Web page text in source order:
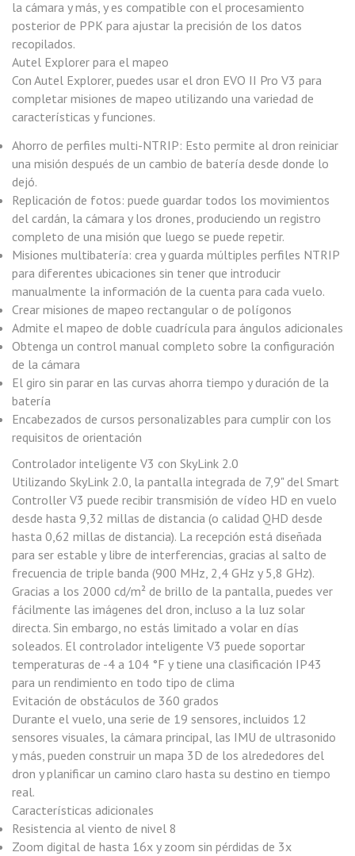
la cámara y más, y es compatible con el procesamiento
posterior de PPK para ajustar la precisión de los datos
recopilados.
Autel Explorer para el mapeo
Con Autel Explorer, puedes usar el dron EVO II Pro V3 para
completar misiones de mapeo utilizando una variedad de
características y funciones.
Ahorro de perfiles multi-NTRIP: Esto permite al dron reiniciar
una misión después de un cambio de batería desde donde lo
dejó.
Replicación de fotos: puede guardar todos los movimientos
del cardán, la cámara y los drones, produciendo un registro
completo de una misión que luego se puede repetir.
Misiones multibatería: crea y guarda múltiples perfiles NTRIP
para diferentes ubicaciones sin tener que introducir
manualmente la información de la cuenta para cada vuelo.
Crear misiones de mapeo rectangular o de polígonos
Admite el mapeo de doble cuadrícula para ángulos adicionales
Obtenga un control manual completo sobre la configuración
de la cámara
El giro sin parar en las curvas ahorra tiempo y duración de la
batería
Encabezados de cursos personalizables para cumplir con los
requisitos de orientación
Controlador inteligente V3 con SkyLink 2.0
Utilizando SkyLink 2.0, la pantalla integrada de 7,9" del Smart
Controller V3 puede recibir transmisión de vídeo HD en vuelo
desde hasta 9,32 millas de distancia (o calidad QHD desde
hasta 0,62 millas de distancia). La recepción está diseñada
para ser estable y libre de interferencias, gracias al salto de
frecuencia de triple banda (900 MHz, 2,4 GHz y 5,8 GHz).
Gracias a los 2000 cd/m² de brillo de la pantalla, puedes ver
fácilmente las imágenes del dron, incluso a la luz solar
directa. Sin embargo, no estás limitado a volar en días
soleados. El controlador inteligente V3 puede soportar
temperaturas de -4 a 104 °F y tiene una clasificación IP43
para un rendimiento en todo tipo de clima
Evitación de obstáculos de 360 grados
Durante el vuelo, una serie de 19 sensores, incluidos 12
sensores visuales, la cámara principal, las IMU de ultrasonido
y más, pueden construir un mapa 3D de los alrededores del
dron y planificar un camino claro hasta su destino en tiempo
real.
Características adicionales
Resistencia al viento de nivel 8
Zoom digital de hasta 16x y zoom sin pérdidas de 3x